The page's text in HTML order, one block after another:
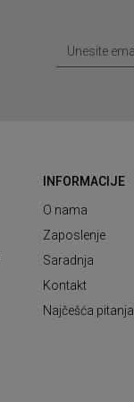
INFORMACIJE
O nama
Zaposlenje
Saradnja
Kontakt
Najčešća pitanja